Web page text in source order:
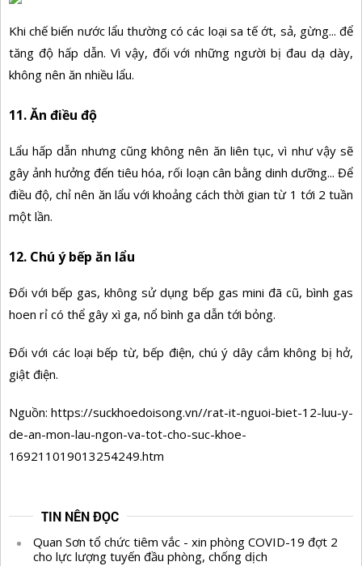
Khi chế biến nước lẩu thường có các loại sa tế ớt, sả, gừng... để
tăng độ hấp dẫn. Vì vậy, đối với những người bị đau dạ dày,
không nên ăn nhiều lẩu.
11. Ăn điều độ
Lẩu hấp dẫn nhưng cũng không nên ăn liên tục, vì như vậy sẽ
gây ảnh hưởng đến tiêu hóa, rối loạn cân bằng dinh dưỡng... Để
điều độ, chỉ nên ăn lẩu với khoảng cách thời gian từ 1 tới 2 tuần
một lần.
12. Chú ý bếp ăn lẩu
Đối với bếp gas, không sử dụng bếp gas mini đã cũ, bình gas
hoen rỉ có thể gây xì ga, nổ bình ga dẫn tới bỏng.
Đối với các loại bếp từ, bếp điện, chú ý dây cắm không bị hở,
giật điện.
Nguồn: https://suckhoedoisong.vn//rat-it-nguoi-biet-12-luu-y-
de-an-mon-lau-ngon-va-tot-cho-suc-khoe-
169211019013254249.htm
TIN NÊN ĐỌC
Quan Sơn tổ chức tiêm vắc - xin phòng COVID-19 đợt 2
cho lực lượng tuyến đầu phòng, chống dịch